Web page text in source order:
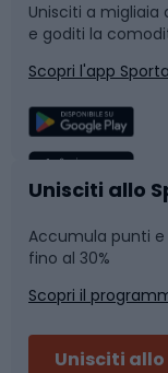
Corsa
Sport di
Caschi da
Skitouring
Snowboard
Camminata
Nuoto
Pattinaggio
Unisciti a
e goditi la
Scopri l'app
Unisciti allo
Accumula punti e
fino al 30%
Scopri il
Unisciti